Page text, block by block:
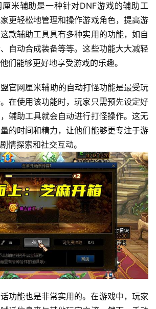
厘米辅助是一种针对DNF游戏的辅助工
更轻松地管理和操作游戏角色，提高游
款辅助工具具有多种实用的功能，如自
自动合成装备等等。这些功能大大减轻
们能够更好地享受游戏的乐趣。
官网厘米辅助的自动打怪功能是最受玩
在使用该功能时，玩家只需预先设定好
辅助工具就会自动进行打怪操作。这无
的时间和精力，让他们能够更专注于游
情探索和社交互动。
功能也是非常实用的。在游戏中，玩家